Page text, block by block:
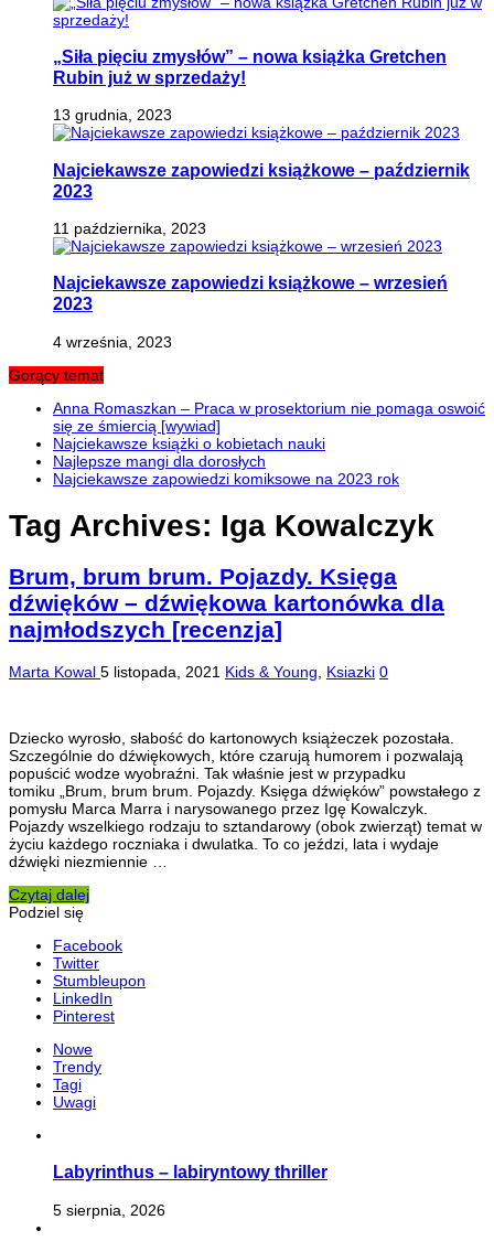
„Siła pięciu zmysłów” – nowa książka Gretchen
Rubin już w sprzedaży!
13 grudnia, 2023
Najciekawsze zapowiedzi książkowe – październik
2023
11 października, 2023
Najciekawsze zapowiedzi książkowe – wrzesień
2023
4 września, 2023
Gorący temat
Anna Romaszkan – Praca w prosektorium nie pomaga oswoić
się ze śmiercią [wywiad]
Najciekawsze książki o kobietach nauki
Najlepsze mangi dla dorosłych
Najciekawsze zapowiedzi komiksowe na 2023 rok
Tag Archives: Iga Kowalczyk
Brum, brum brum. Pojazdy. Księga
dźwięków – dźwiękowa kartonówka dla
najmłodszych [recenzja]
Marta Kowal 5 listopada, 2021 Kids & Young Ksiazki 0
Dziecko wyrosło, słabość do kartonowych książeczek pozostała.
Szczególnie do dźwiękowych, które czarują humorem i pozwalają
popuścić wodze wyobraźni. Tak właśnie jest w przypadku
tomiku „Brum, brum brum. Pojazdy. Księga dźwięków” powstałego z
pomysłu Marca Marra i narysowanego przez Igę Kowalczyk.
Pojazdy wszelkiego rodzaju to sztandarowy (obok zwierząt) temat w
życiu każdego roczniaka i dwulatka. To co jeździ, lata i wydaje
dźwięki niezmiennie …
Czytaj dalej
Podziel się
Facebook
Twitter
Stumbleupon
LinkedIn
Pinterest
Nowe
Trendy
Tagi
Uwagi
Labyrinthus – labiryntowy thriller
5 sierpnia, 2026